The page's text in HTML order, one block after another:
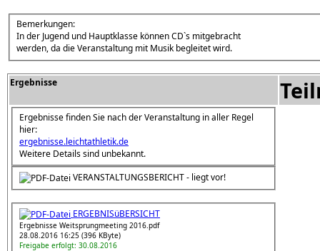
Bemerkungen:
In der Jugend und Hauptklasse können CD`s mitgebracht
werden, da die Veranstaltung mit Musik begleitet wird.
Ergebnisse
Ergebnisse finden Sie nach der Veranstaltung in aller Regel
hier:
ergebnisse.leichtathletik.de
Weitere Details sind unbekannt.
VERANSTALTUNGSBERICHT - liegt vor!
ERGEBNISüBERSICHT
Ergebnisse Weitsprungmeeting 2016.pdf
28.08.2016 16:25 (396 KByte)
Freigabe erfolgt: 30.08.2016